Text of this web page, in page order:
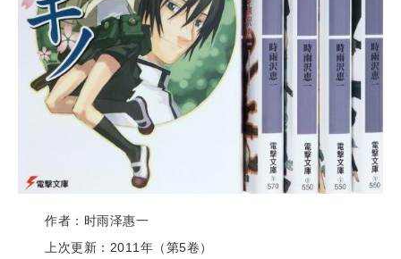
作者：时雨泽惠一
上次更新：2011年（第5卷）